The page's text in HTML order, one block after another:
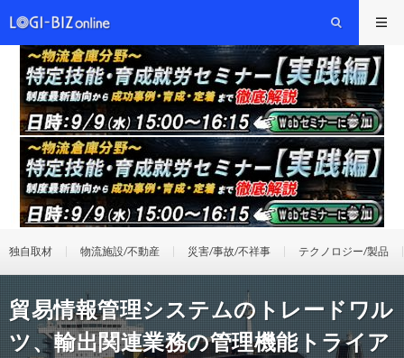
独自取材 物流施設/不動産 災害/事故/不祥事 テクノロジー/製品
貿易情報管理システムのトレードワル
ツ、輸出関連業務の管理機能トライア